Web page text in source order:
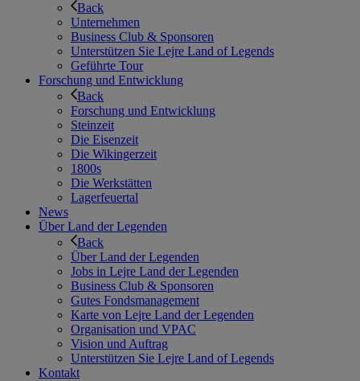
Back
Unternehmen
Business Club & Sponsoren
Unterstützen Sie Lejre Land of Legends
Geführte Tour
Forschung und Entwicklung
Back
Forschung und Entwicklung
Steinzeit
Die Eisenzeit
Die Wikingerzeit
1800s
Die Werkstätten
Lagerfeuertal
News
Über Land der Legenden
Back
Über Land der Legenden
Jobs in Lejre Land der Legenden
Business Club & Sponsoren
Gutes Fondsmanagement
Karte von Lejre Land der Legenden
Organisation und VPAC
Vision und Auftrag
Unterstützen Sie Lejre Land of Legends
Kontakt